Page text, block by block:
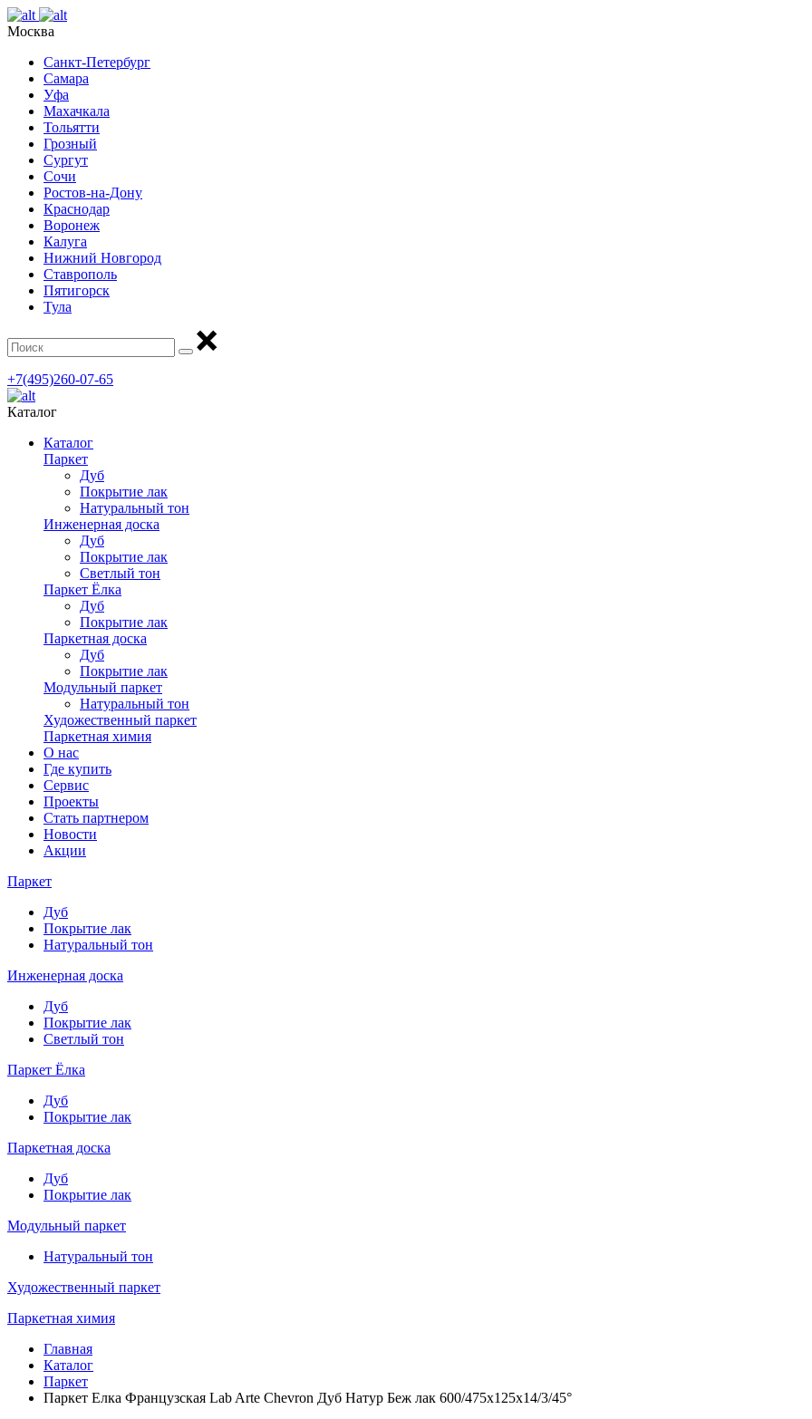
Москва
Санкт-Петербург
Самара
Уфа
Махачкала
Тольятти
Грозный
Сургут
Сочи
Ростов-на-Дону
Краснодар
Воронеж
Калуга
Нижний Новгород
Ставрополь
Пятигорск
Тула
+7(495)260-07-65
Каталог
Каталог
Паркет
Дуб
Покрытие лак
Натуральный тон
Инженерная доска
Дуб
Покрытие лак
Светлый тон
Паркет Ёлка
Дуб
Покрытие лак
Паркетная доска
Дуб
Покрытие лак
Модульный паркет
Натуральный тон
Художественный паркет
Паркетная химия
О нас
Где купить
Сервис
Проекты
Стать партнером
Новости
Акции
Паркет
Дуб
Покрытие лак
Натуральный тон
Инженерная доска
Дуб
Покрытие лак
Светлый тон
Паркет Ёлка
Дуб
Покрытие лак
Паркетная доска
Дуб
Покрытие лак
Модульный паркет
Натуральный тон
Художественный паркет
Паркетная химия
Главная
Каталог
Паркет
Паркет Елка Французская Lab Arte Chevron Дуб Натур Беж лак 600/475х125х14/3/45°